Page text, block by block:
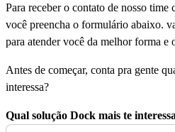
Para receber o contato de nosso time
você preencha o formulário abaixo.
para atender você da melhor forma e
Antes de começar, conta pra gente
interessa?
Qual solução Dock mais te